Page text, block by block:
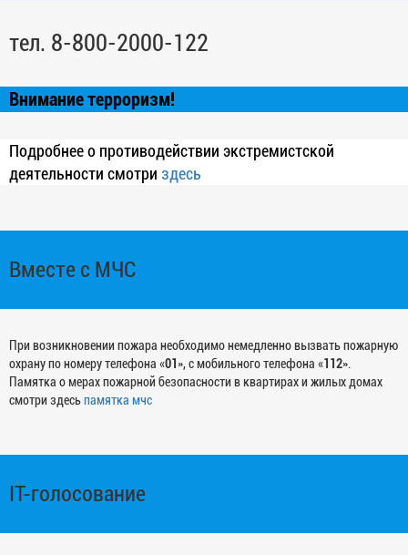
тел. 8-800-2000-122
Внимание терроризм!
Подробнее о противодействии экстремистской
деятельности смотри здесь
Вместе с МЧС
При возникновении пожара необходимо немедленно вызвать пожарную
охрану по номеру телефона «01 », с мобильного телефона «112».
Памятка о мерах пожарной безопасности в квартирах и жилых домах
смотри здесьпамятка мчс
IT-голосование